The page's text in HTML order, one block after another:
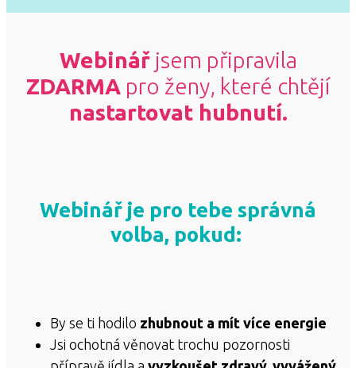
Webinářjsem připravila
ZDARMA pro ženy, které chtějí
nastartovat hubnutí.
Webinář je pro tebe správná
volba, pokud:
By se ti hodilo zhubnout a mít více energie
Jsi ochotná věnovat trochu pozornosti